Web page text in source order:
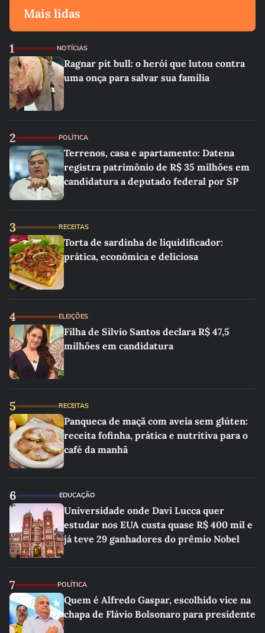
Mais lidas
1 NOTÍCIAS
Ragnar pit bull: o herói que lutou contra
uma onça para salvar sua família
2 POLÍTICA
Terrenos, casa e apartamento: Datena
registra patrimônio de R$ 35 milhões em
candidatura a deputado federal por SP
3 RECEITAS
Torta de sardinha de liquidificador:
prática, econômica e deliciosa
4 ELEIÇÕES
Filha de Silvio Santos declara R$ 47,5
milhões em candidatura
5 RECEITAS
Panqueca de maçã com aveia sem glúten:
receita fofinha, prática e nutritiva para o
café da manhã
6 EDUCAÇÃO
Universidade onde Davi Lucca quer
estudar nos EUA custa quase R$ 400 mil e
já teve 29 ganhadores do prêmio Nobel
7 POLÍTICA
Quem é Alfredo Gaspar, escolhido vice na
chapa de Flávio Bolsonaro para presidente